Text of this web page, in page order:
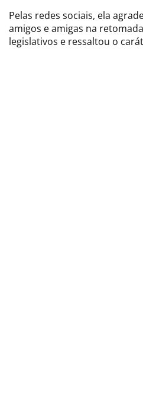
Pelas redes sociais, ela
amigos e amigas na
legislativos e ressaltou o